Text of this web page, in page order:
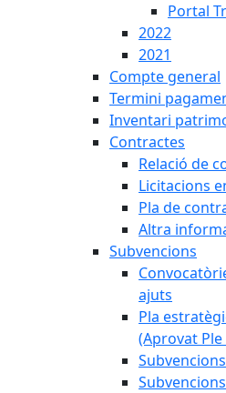
Portal
2022
2021
Compte general
Termini
Inventari
Contractes
Relació de
Licitacions
Pla de
Altra
Subvencions
ajuts
Pla
(Aprovat